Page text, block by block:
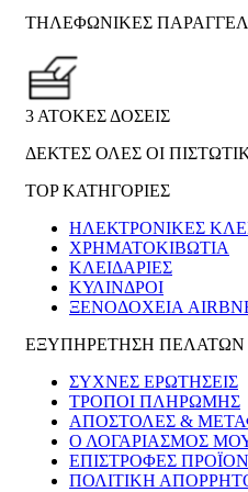
ΤΗΛΕΦΩΝΙΚΕΣ
3 ΑΤΟΚΕΣ ΔΟΣΕΙΣ
ΔΕΚΤΕΣ ΟΛΕΣ ΟΙ
TOP ΚΑΤΗΓΟΡΙΕΣ
ΗΛΕΚΤΡΟΝΙΚΈΣ
ΧΡΗΜΑΤΟΚΙΒΏΤΙΑ
ΚΛΕΙΔΑΡΙΈΣ
ΚΎΛΙΝΔΡΟΙ
ΞΕΝΟΔΟΧΕΊΑ
ΕΞΥΠΗΡΕΤΗΣΗ ΠΕΛΑΤΩΝ
ΣΥΧΝΕΣ ΕΡΩΤΗΣΕΙΣ
ΤΡΟΠΟΙ ΠΛΗΡΩΜΗΣ
ΑΠΟΣΤΟΛΕΣ &
Ο ΛΟΓΑΡΙΑΣΜΟΣ
ΕΠΙΣΤΡΟΦΕΣ
ΠΟΛΙΤΙΚΗ